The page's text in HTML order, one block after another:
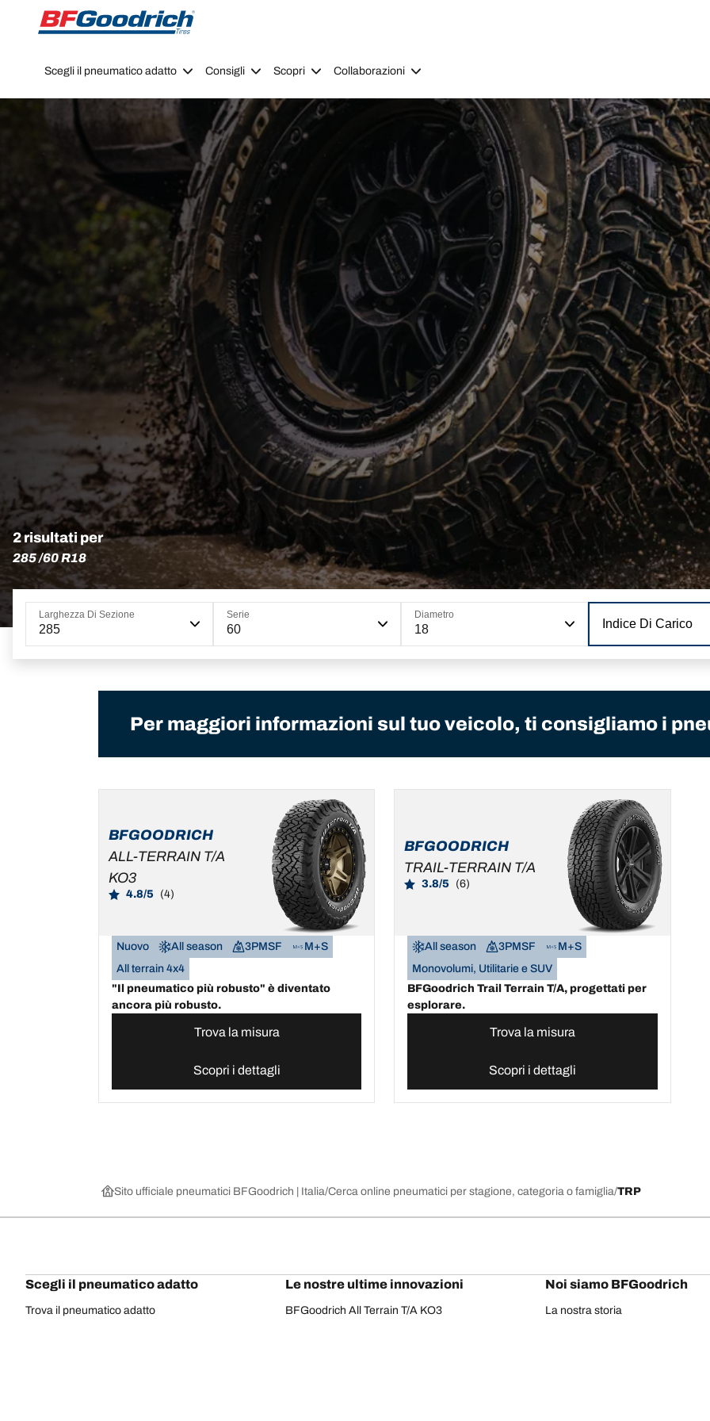
Go to page content
Go to page navigation
Scegli il pneumatico adatto Consigli Scopri Collaborazioni
2 risultati per
285 /60 R18
Larghezza Di Sezione
285
Serie
60
Diametro
18 Indice Di Carico
Per maggiori informazioni sul tuo veicolo, ti consigliamo i
BFGOODRICH
ALL-TERRAIN T/A
KO3
4.8/5 (4)
Nuovo All season 3PMSF
M+S
All terrain 4x4
"Il pneumatico più robusto" è diventato
ancora più robusto.
Trova la misura
Scopri i dettagli
BFGOODRICH
TRAIL-TERRAIN T/A
3.8/5 (6)
All season 3PMSF
M+S
Monovolumi, Utilitarie e SUV
BFGoodrich Trail Terrain T/A, progettati per
esplorare.
Trova la misura
Scopri i dettagli
Sito ufficiale pneumatici BFGoodrich | Italia Cerca online pneumatici per stagione, categoria o famiglia TRP
Scegli il pneumatico adatto
Trova il pneumatico adatto
Le nostre ultime innovazioni
BFGoodrich All Terrain T/A KO3
Noi siamo BFGoodrich
La nostra storia